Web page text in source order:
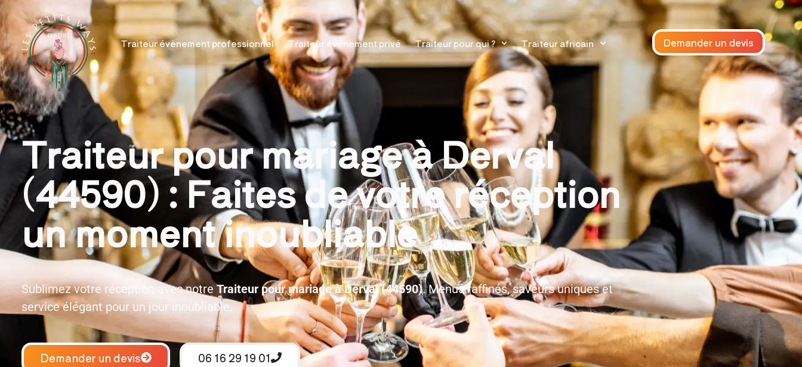
Traiteur évènement professionnel Traiteur évènement privé Traiteur pour qui ? Traiteur africain Demander un devis
Traiteur pour mariage à Derval
(44590) : Faites de votre réception
un moment inoubliable
Sublimez votre réception avec notre Traiteur pour mariage à Derval (44590). Menus raffinés, saveurs uniques et
service élégant pour un jour inoubliable.
Demander un devis 06 16 29 19 01